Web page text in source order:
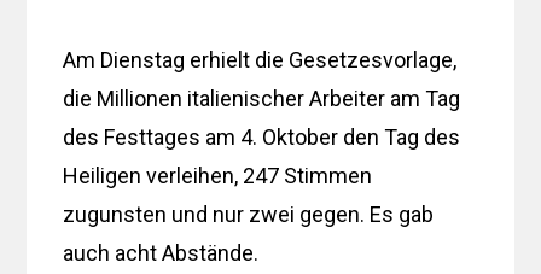
Am Dienstag erhielt die Gesetzesvorlage,
die Millionen italienischer Arbeiter am Tag
des Festtages am 4. Oktober den Tag des
Heiligen verleihen, 247 Stimmen
zugunsten und nur zwei gegen. Es gab
auch acht Abstände.